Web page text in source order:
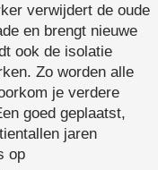
verwijdert de oude
en brengt nieuwe
ook de isolatie
Zo worden alle
je verdere
goed geplaatst,
jaren
op